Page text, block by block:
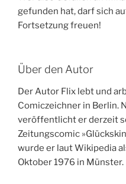
gefunden hat, darf sich
Fortsetzung freuen!
Über den Autor
Der Autor Flix lebt und
Comiczeichner in Berlin.
veröffentlicht er derzeit
Zeitungscomic
wurde er laut Wikipedia
Oktober 1976 in Münster.